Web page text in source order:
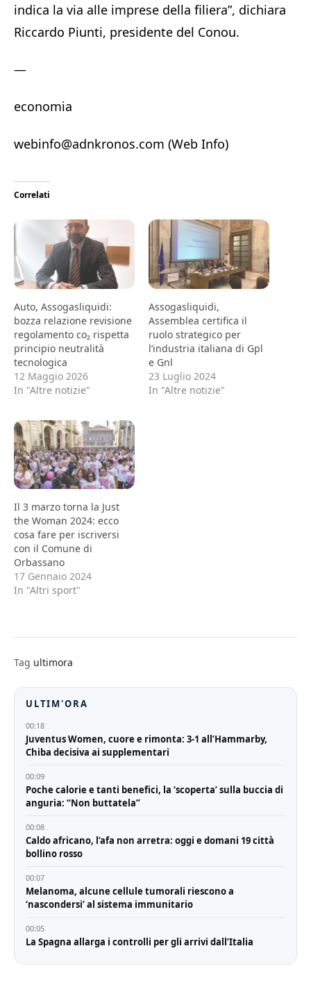
indica la via alle imprese della filiera”, dichiara
Riccardo Piunti, presidente del Conou.
—
economia
webinfo@adnkronos.com (Web Info)
Correlati
Auto, Assogasliquidi:
bozza relazione revisione
regolamento co₂ rispetta
principio neutralità
tecnologica
12 Maggio 2026
In "Altre notizie"
Assogasliquidi,
Assemblea certifica il
ruolo strategico per
l’industria italiana di Gpl
e Gnl
23 Luglio 2024
In "Altre notizie"
Il 3 marzo torna la Just
the Woman 2024: ecco
cosa fare per iscriversi
con il Comune di
Orbassano
17 Gennaio 2024
In "Altri sport"
Tag ultimora
ULTIM'ORA
00:18
Juventus Women, cuore e rimonta: 3-1 all’Hammarby,
Chiba decisiva ai supplementari
00:09
Poche calorie e tanti benefici, la ‘scoperta’ sulla buccia di
anguria: “Non buttatela”
00:08
Caldo africano, l’afa non arretra: oggi e domani 19 città
bollino rosso
00:07
Melanoma, alcune cellule tumorali riescono a
‘nascondersi’ al sistema immunitario
00:05
La Spagna allarga i controlli per gli arrivi dall’Italia